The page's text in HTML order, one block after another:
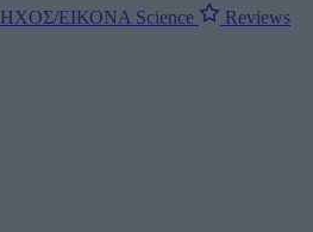
ΗΧΟΣ/ΕΙΚΟΝΑ Science Reviews